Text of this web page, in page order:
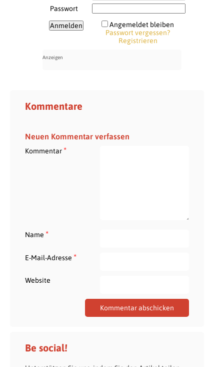
Passwort
Angemeldet bleiben
Passwort vergessen?
Registrieren
Kommentare
Neuen Kommentar verfassen
Kommentar*
Name *
E-Mail-Adresse *
Website
Be social!